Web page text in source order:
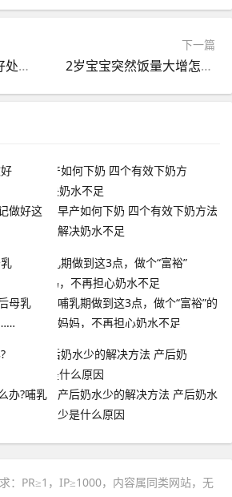
母乳喂养对宝妈的好处有哪些
下一篇
2岁宝宝突然饭量大增怎么回事
做好这
早产如何下奶 四个有效下奶方法
解决奶水不足
母乳
哺乳期做到这3点，做个“富裕”的
妈妈，不再担心奶水不足
办?哺乳
产后奶水少的解决方法 产后奶水
少是什么原因
：PR≥1，IP≥1000，内容属同类网站，无